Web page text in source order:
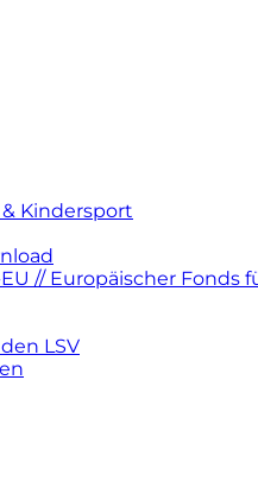
Kindersport
// Europäischer
LSV